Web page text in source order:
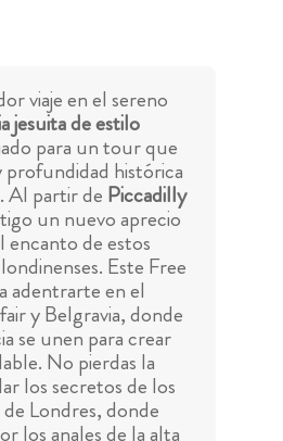
viaje en el sereno
jesuita de estilo
para un tour que
profundidad histórica
Al partir de Piccadilly
un nuevo aprecio
encanto de estos
Este Free
adentrarte en el
y Belgravia, donde
se unen para crear
No pierdas la
los secretos de los
Londres, donde
los anales de la alta